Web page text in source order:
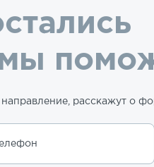
расскажут о